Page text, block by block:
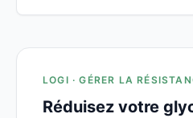
LOGI · GÉRER LA
Réduisez votre